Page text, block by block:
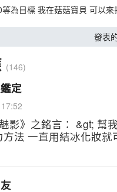
為目標 我在菇菇寶貝 可以來
發表
(146)
定
影》之銘言： &gt; 幫
法 一直用結冰化妝就